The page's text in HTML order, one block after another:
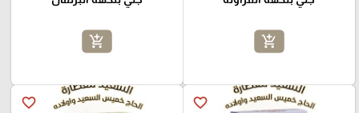
add_shopping_cart
add_shopping_cart
favorite_border
favorite_border